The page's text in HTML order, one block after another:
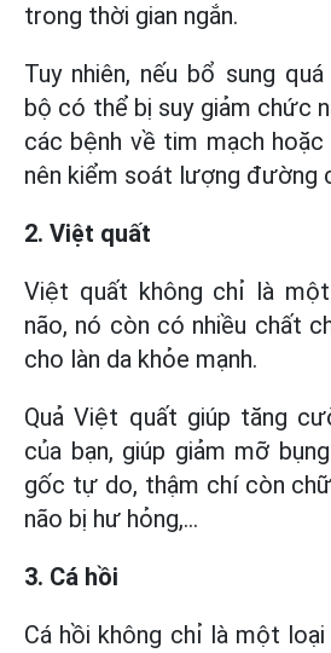
trong thời gian ngắn.
Tuy nhiên, nếu bổ sung
bộ có thể bị suy giảm chức
các bệnh về tim mạch
nên kiểm soát lượng đường
2. Việt quất
Việt quất không chỉ là
não, nó còn có nhiều chất
cho làn da khỏe mạnh.
Quả Việt quất giúp tăng
của bạn, giúp giảm mỡ
gốc tự do, thậm chí còn
não bị hư hỏng,...
3. Cá hồi
Cá hồi không chỉ là một